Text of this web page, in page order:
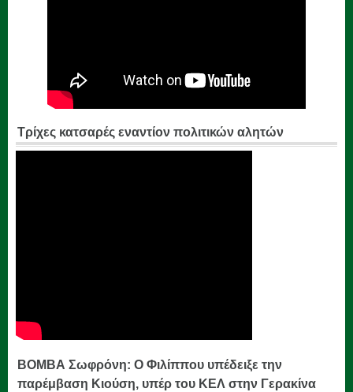
Τρίχες κατσαρές εναντίον πολιτικών αλητών
ΒΟΜΒΑ Σωφρόνη: Ο Φιλίππου υπέδειξε την
παρέμβαση Κιούση, υπέρ του ΚΕΛ στην Γερακίνα